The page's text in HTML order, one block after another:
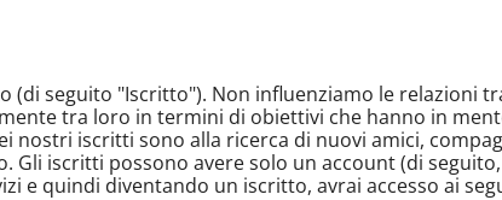
(di seguito "Iscritto"). Non influenziamo le relazioni
tra loro in termini di obiettivi che hanno in
nostri iscritti sono alla ricerca di nuovi amici,
iscritti possono avere solo un account (di
e quindi diventando un iscritto, avrai accesso ai